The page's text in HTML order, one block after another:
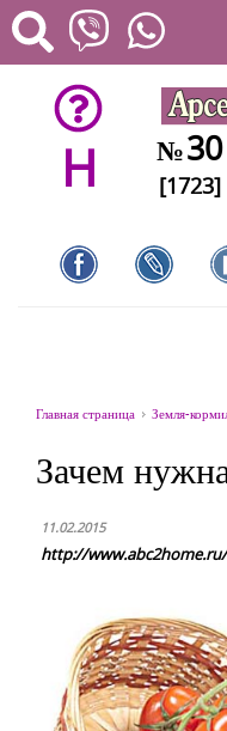
H №30
[1723]
Главная страница Земля-
Зачем
11.02.2015
http://